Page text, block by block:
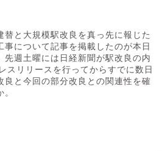
替と大規模駅改良を真っ先に報じた
事について記事を掲載したのが本日
先週土曜には日経新聞が駅改良の内
スリリースを行ってからすでに数日
良と今回の部分改良との関連性を確